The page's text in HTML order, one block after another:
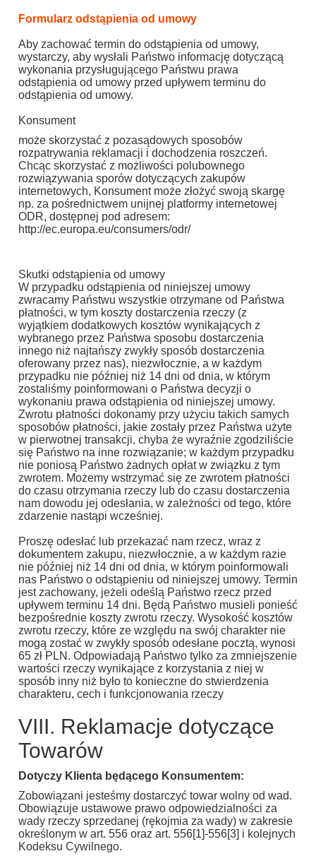
Formularz odstąpienia od umowy
Aby zachować termin do odstąpienia od umowy,
wystarczy, aby wysłali Państwo informację dotyczącą
wykonania przysługującego Państwu prawa
odstąpienia od umowy przed upływem terminu do
odstąpienia od umowy.
Konsument
może skorzystać z pozasądowych sposobów
rozpatrywania reklamacji i dochodzenia roszczeń.
Chcąc skorzystać z możliwości polubownego
rozwiązywania sporów dotyczących zakupów
internetowych, Konsument może złożyć swoją skargę
np. za pośrednictwem unijnej platformy internetowej
ODR, dostępnej pod adresem:
http://ec.europa.eu/consumers/odr/
Skutki odstąpienia od umowy
W przypadku odstąpienia od niniejszej umowy
zwracamy Państwu wszystkie otrzymane od Państwa
płatności, w tym koszty dostarczenia rzeczy (z
wyjątkiem dodatkowych kosztów wynikających z
wybranego przez Państwa sposobu dostarczenia
innego niż najtańszy zwykły sposób dostarczenia
oferowany przez nas), niezwłocznie, a w każdym
przypadku nie później niż 14 dni od dnia, w którym
zostaliśmy poinformowani o Państwa decyzji o
wykonaniu prawa odstąpienia od niniejszej umowy.
Zwrotu płatności dokonamy przy użyciu takich samych
sposobów płatności, jakie zostały przez Państwa użyte
w pierwotnej transakcji, chyba że wyraźnie zgodziliście
się Państwo na inne rozwiązanie; w każdym przypadku
nie poniosą Państwo żadnych opłat w związku z tym
zwrotem. Możemy wstrzymać się ze zwrotem płatności
do czasu otrzymania rzeczy lub do czasu dostarczenia
nam dowodu jej odesłania, w zależności od tego, które
zdarzenie nastąpi wcześniej.
Proszę odesłać lub przekazać nam rzecz, wraz z
dokumentem zakupu, niezwłocznie, a w każdym razie
nie później niż 14 dni od dnia, w którym poinformowali
nas Państwo o odstąpieniu od niniejszej umowy. Termin
jest zachowany, jeżeli odeślą Państwo rzecz przed
upływem terminu 14 dni. Będą Państwo musieli ponieść
bezpośrednie koszty zwrotu rzeczy. Wysokość kosztów
zwrotu rzeczy, które ze względu na swój charakter nie
mogą zostać w zwykły sposób odesłane pocztą, wynosi
65 zł PLN. Odpowiadają Państwo tylko za zmniejszenie
wartości rzeczy wynikające z korzystania z niej w
sposób inny niż było to konieczne do stwierdzenia
charakteru, cech i funkcjonowania rzeczy
VIII. Reklamacje dotyczące
Towarów
Dotyczy Klienta będącego Konsumentem:
Zobowiązani jesteśmy dostarczyć towar wolny od wad.
Obowiązuje ustawowe prawo odpowiedzialności za
wady rzeczy sprzedanej (rękojmia za wady) w zakresie
określonym w art. 556 oraz art. 556[1]-556[3] i kolejnych
Kodeksu Cywilnego.